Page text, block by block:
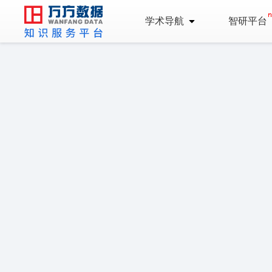
学术导航 智研平台